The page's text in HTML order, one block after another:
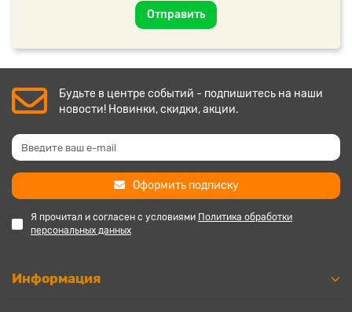
Отправить
Будьте в центре событий - подпишитесь на наши
новости! Новинки, скидки, акции.
Оформить подписку
Я прочитал и согласен с условиями Политика обработки
персональных данных
Информация